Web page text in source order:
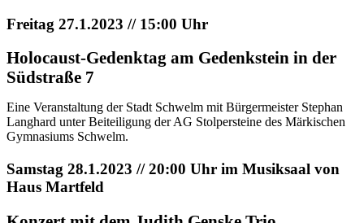
Freitag 27.1.2023 // 15:00 Uhr
Holocaust-Gedenktag am Gedenkstein in der
Südstraße 7
Eine Veranstaltung der Stadt Schwelm mit Bürgermeister Stephan
Langhard unter Beiteiligung der AG Stolpersteine des Märkischen
Gymnasiums Schwelm.
Samstag 28.1.2023 // 20:00 Uhr im Musiksaal von
Haus Martfeld